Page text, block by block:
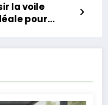
la voile
pour